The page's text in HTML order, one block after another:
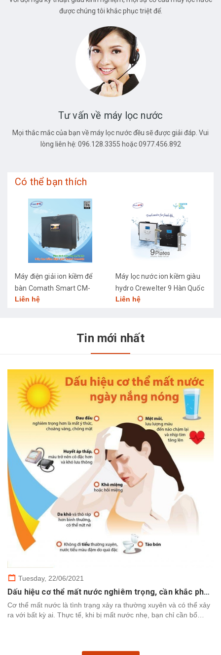
được chúng tôi khắc phục triệt để.
Tư vấn về máy lọc nước
Mọi thắc mắc của bạn về máy lọc nước đều sẽ được giải đáp. Vui
lòng liên hệ: 096.128.3355 hoặc 0977.456.892
Có thể bạn thích
Máy điện giải ion kiềm để
bàn Comath Smart CM-
3668
Liên hệ
Máy lọc nước ion kiềm giàu
hydro Crewelter 9 Hàn Quốc
Liên hệ
Tin mới nhất
Tuesday, 22/06/2021
Dấu hiệu cơ thể mất nước nghiêm trọng, cần khắc phục nhanh chóng
Cơ thể mất nước là tình trạng xảy ra thường xuyên và có thể xảy
ra với bất kỳ ai. Thực tế, khi bị mất nước nhẹ, bạn chỉ cần bổ